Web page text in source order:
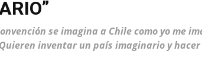
se imagina a Chile como yo me
inventar un país imaginario y